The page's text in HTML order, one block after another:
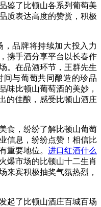
鉴了比顿山各系列葡萄美
质表达高度的赞赏，积极
品牌将持续加大投入力
携手酒分享平台以长春作
。在品酒环节，王群先生
间与葡萄共同酿造的珍品
味比顿山葡萄酒的美妙，
的佳酿，感受比顿山酒庄
食，纷纷了解比顿山葡萄
信息，纷纷点赞！相信比
重要地位。 进口红酒什么
爆市场的比顿山十二生肖
来宾积极抽奖气氛热烈，
起了比顿山酒庄百城百场